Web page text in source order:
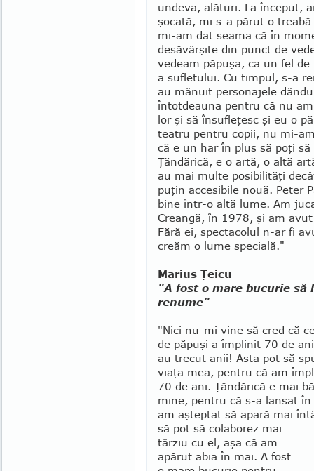
undeva, alături. La început,
şocată, mi s-a părut o
mi-am dat seama că în
desăvârşite din punct de
vedeam păpuşa, ca un fel
a su­fle­tului. Cu timpul, s-a
au mânuit personajele
întotdeauna pentru că nu
lor şi să însufleţesc şi eu o
teatru pentru copii, nu mi-
că e un har în plus să poţi
Ţăndărică, e o artă, o altă
au mai multe po­sibilităţi
puţin accesibile nouă. Pe­ter
bine într-o altă lume. Am
Creangă, în 1978, şi am
Fără ei, spec­tacolul n-ar fi
creăm o lume spe­cia­lă."
Marius Ţeicu
"A fost o mare bucurie să
renume"
"Nici nu-mi vine să cred că
de pă­puşi a împlinit 70 de
au trecut anii! Asta pot să
viaţa mea, pentru că am
70 de ani. Ţăndărică e mai
mine, pentru că s-a lansat
am aş­teptat să apară mai
să pot să co­laborez mai
târziu cu el, aşa că am
apărut abia în mai. A fost